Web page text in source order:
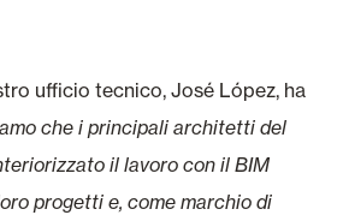
ufficio tecnico, José López, ha
che i principali architetti del
il lavoro con il BIM
progetti e, come marchio di